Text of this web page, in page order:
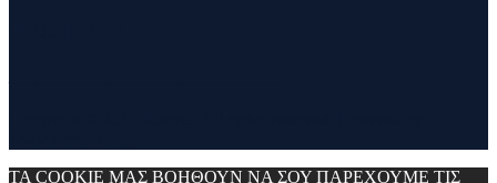
ΤΑ COOKIE ΜΑΣ ΒΟΗΘΟΥΝ ΝΑ ΣΟΥ ΠΑΡΕΧΟΥΜΕ ΤΙΣ